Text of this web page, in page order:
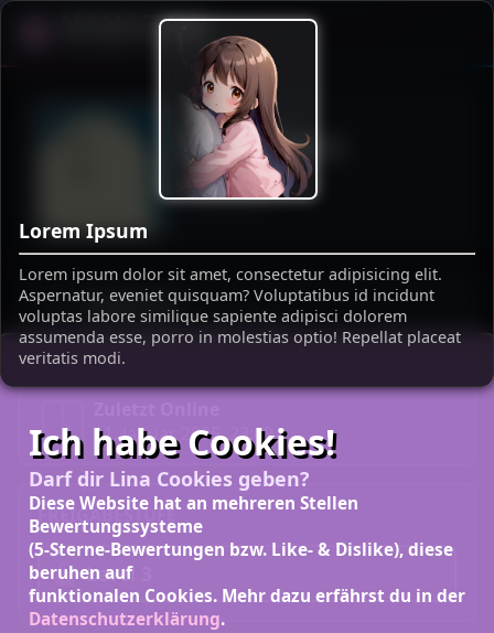
Die Welt von Lina
kätzchen
@ktzchen
Registriert
31. Oktober 2024,23:35
11. Januar 2025, 23:09
FREIGABESTUFE
Level 3
Lorem Ipsum
Lorem ipsum dolor sit amet, consectetur adipisicing elit.
Aspernatur, eveniet quisquam? Voluptatibus id incidunt
voluptas labore similique sapiente adipisci dolorem
assumenda esse, porro in molestias optio! Repellat placeat
veritatis modi.
Ich habe Cookies!
Darf dir Lina Cookies geben?
Diese Website hat an mehreren Stellen
Bewertungssysteme
(5-Sterne-Bewertungen bzw. Like- & Dislike), diese
beruhen auf
funktionalen Cookies. Mehr dazu erfährst du in der
Datenschutzerklärung.